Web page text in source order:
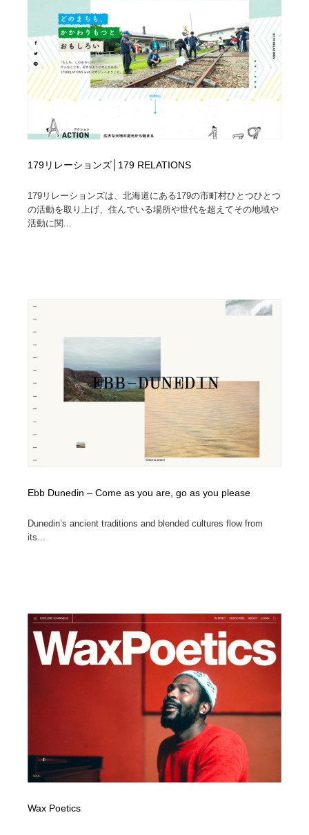
179リレーションズ│179 RELATIONS
179リレーションズは、北海道にある179の市町村ひとつひとつ
の活動を取り上げ、住んでいる場所や世代を超えてその地域や
活動に関...
Ebb Dunedin – Come as you are, go as you please
Dunedin’s ancient traditions and blended cultures flow from
its...
Wax Poetics